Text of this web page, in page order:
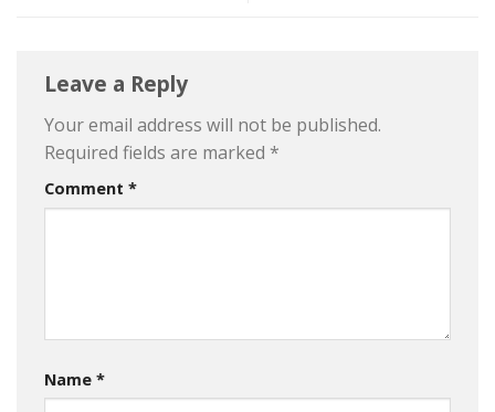
Leave a Reply
Your email address will not be published.
Required fields are marked *
Comment *
Name *